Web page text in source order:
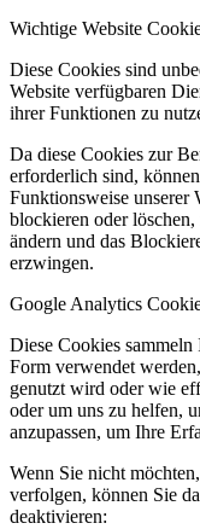
Wichtige Website
Diese Cookies sind
Website verfügbaren
ihrer Funktionen zu
Da diese Cookies zur
erforderlich sind,
Funktionsweise unserer
blockieren oder
ändern und das
erzwingen.
Google Analytics
Diese Cookies
Form verwendet
genutzt wird oder wie
oder um uns zu helfen,
anzupassen, um Ihre
Wenn Sie nicht
verfolgen, können Sie
deaktivieren: